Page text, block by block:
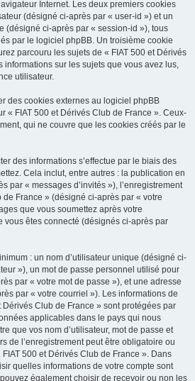
Internet. Les deux premiers cookies
(désigné ci-après par « user-id ») et un
(désigné ci-après par « session-id »), tous
par le logiciel phpBB. Un troisième cookie
parcouru les sujets de « FIAT 500 et Dérivés
informations sur les sujets que vous avez lus,
utilisateur.
des cookies externes au logiciel phpBB
« FIAT 500 et Dérivés Club de France ». Ceux-
qui ne couvre que les cookies créés par le
des informations s’effectue par le biais des
Cela inclut, entre autres : la publication en
par « messages d’invités »), l’enregistrement
de France » (désigné ci-après par « votre
que vous soumettez après votre
vous êtes connecté (désignés ci-après par
: un nom d’utilisateur unique (désigné ci-
»), un mot de passe personnel utilisé pour
par « votre mot de passe »), et une adresse
par « votre courriel »). Les informations de
Dérivés Club de France » sont protégées par
applicables dans le pays qui nous
que vos nom d’utilisateur, mot de passe et
de l’enregistrement peut être obligatoire ou
500 et Dérivés Club de France ». Dans
quelles informations de votre compte sont
également choisir de recevoir ou non les